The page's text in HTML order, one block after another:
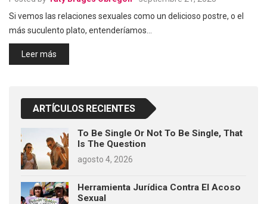
Si vemos las relaciones sexuales como un delicioso postre, o el
más suculento plato, entenderíamos…
Leer más
ARTÍCULOS RECIENTES
To Be Single Or Not To Be Single, That
Is The Question
agosto 4, 2026
Herramienta Jurídica Contra El Acoso
Sexual